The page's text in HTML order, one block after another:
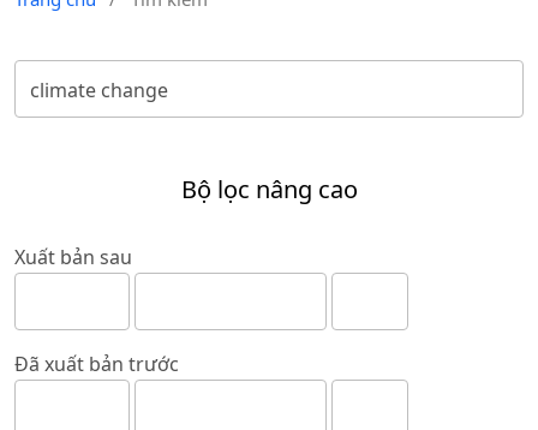
Bộ lọc nâng cao
Xuất bản sau
Đã xuất bản trước